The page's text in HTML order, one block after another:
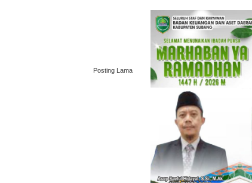
Posting Lama